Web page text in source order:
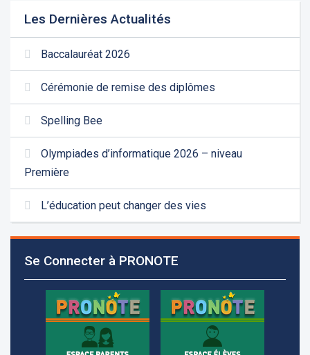
Les Dernières Actualités
Baccalauréat 2026
Cérémonie de remise des diplômes
Spelling Bee
Olympiades d’informatique 2026 – niveau
Première
L’éducation peut changer des vies
Se Connecter à PRONOTE
Les demandes d'inscription pour l'année scolaire
2026-2027 sont reçues à la direction de
l'établissement selon des rendez-vous fixés à
+961 25 601 171
+961 25 601 172
+961 3 669 641